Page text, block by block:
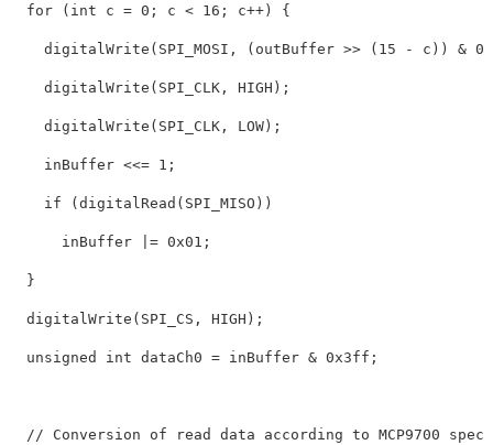
for ( int c = 0 ; c < 16 ; c++ ) {
digitalWrite ( SPI_MOSI , ( outBuffer >> ( 15 - c )) &
digitalWrite ( SPI_CLK , HIGH );
digitalWrite ( SPI_CLK , LOW );
inBuffer <<= 1 ;
if ( digitalRead ( SPI_MISO ))
inBuffer |= 0x01 ;
}
digitalWrite ( SPI_CS , HIGH );
unsigned int dataCh0 = inBuffer & 0x3ff ;
// Conversion of read data according to MCP9700 spec